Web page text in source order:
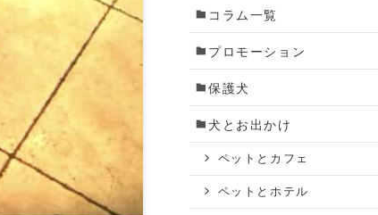
コラム一覧
プロモーション
保護犬
犬とお出かけ
ペットとカフェ
ペットとホテル